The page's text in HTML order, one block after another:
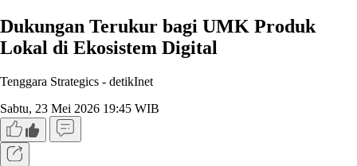
Dukungan Terukur bagi UMK Produk
Lokal di Ekosistem Digital
Tenggara Strategics - detikInet
Sabtu, 23 Mei 2026 19:45 WIB